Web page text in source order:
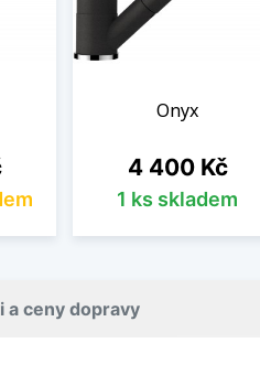
Onyx
Cena
4 400 Kč
1 ks skladem
a ceny dopravy